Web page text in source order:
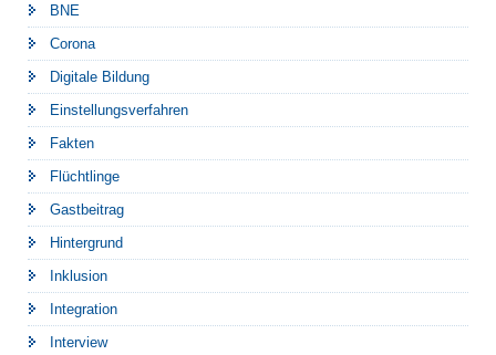
BNE
Corona
Digitale Bildung
Einstellungsverfahren
Fakten
Flüchtlinge
Gastbeitrag
Hintergrund
Inklusion
Integration
Interview